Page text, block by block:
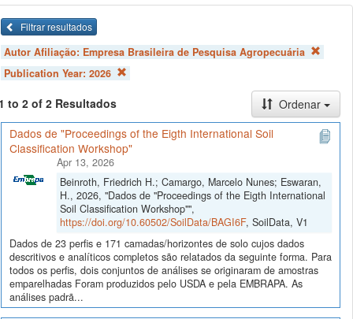
Filtrar resultados
Autor Afiliação: Empresa Brasileira de Pesquisa Agropecuária
Publication Year: 2026
to 2 of 2 Resultados
Ordenar
Dados de "Proceedings of the Eigth International Soil
Classification Workshop"
Apr 13, 2026
Beinroth, Friedrich H.; Camargo, Marcelo Nunes; Eswaran,
H., 2026, "Dados de "Proceedings of the Eigth International
Soil Classification Workshop"",
https://doi.org/10.60502/SoilData/BAGI6F, SoilData, V1
Dados de 23 perfis e 171 camadas/horizontes de solo cujos dados
descritivos e analíticos completos são relatados da seguinte forma. Para
todos os perfis, dois conjuntos de análises se originaram de amostras
emparelhadas Foram produzidos pelo USDA e pela EMBRAPA. As
análises padrã...